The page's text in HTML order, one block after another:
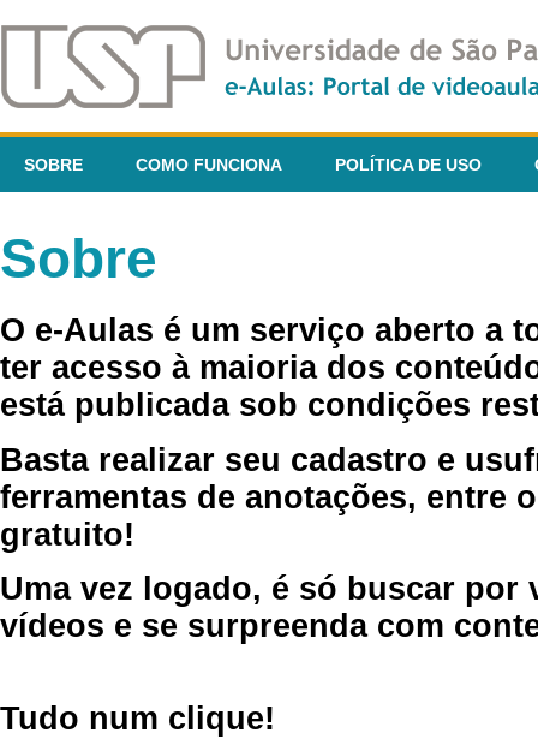
SOBRE COMO FUNCIONA POLÍTICA DE USO
Sobre
O e-Aulas é um serviço aberto a
ter acesso à maioria dos
está publicada sob condições
Basta realizar seu cadastro e
ferramentas de anotações, entre
gratuito!
Uma vez logado, é só buscar por
vídeos e se surpreenda com
Tudo num clique!